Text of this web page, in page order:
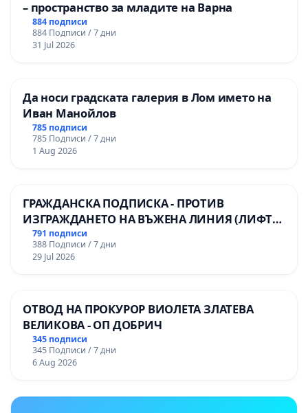
– пространство за младите на Варна
884 подписи
884 Подписи / 7 дни
31 Jul 2026
Да носи градската галерия в Лом името на
Иван Манойлов
785 подписи
785 Подписи / 7 дни
1 Aug 2026
ГРАЖДАНСКА ПОДПИСКА - ПРОТИВ
ИЗГРАЖДАНЕТО НА ВЪЖЕНА ЛИНИЯ (ЛИФТ)
НА ТЕРИТОРИЯТА НА ПРИРОДНА
ЗАБЕЛЕЖИТЕЛНОСТ „ХЪЛМ НА
ОСВОБОДИТЕЛИТЕ“ (БУНАРДЖИК)
791 подписи
388 Подписи / 7 дни
29 Jul 2026
ОТВОД НА ПРОКУРОР ВИОЛЕТА ЗЛАТЕВА
ВЕЛИКОВА - ОП ДОБРИЧ
345 подписи
345 Подписи / 7 дни
6 Aug 2026